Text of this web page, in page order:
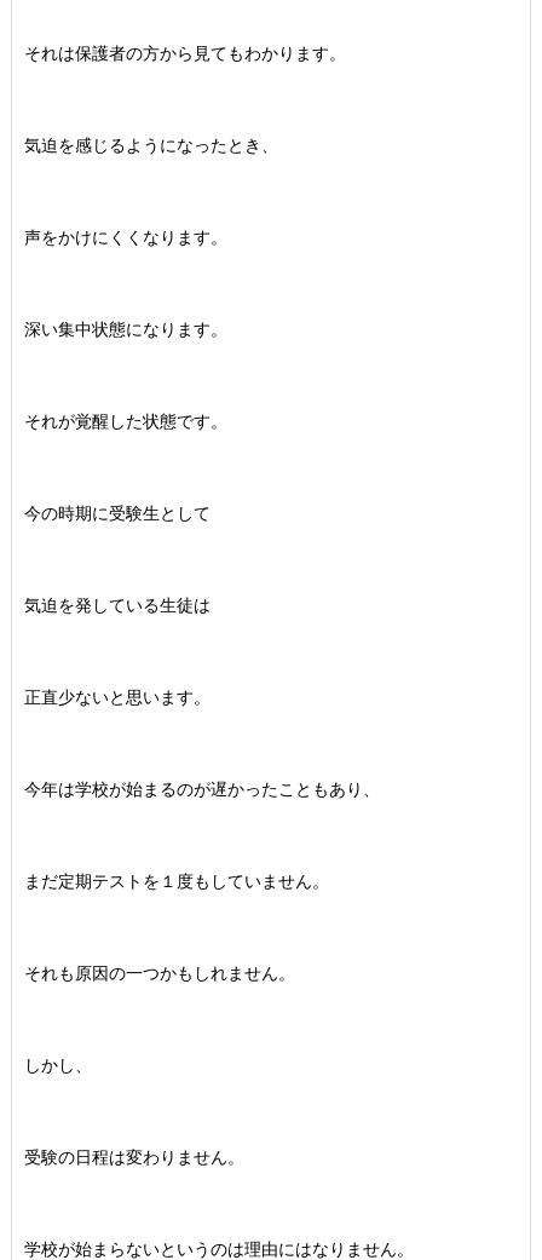
それは保護者の方から見てもわかります。
気迫を感じるようになったとき、
声をかけにくくなります。
深い集中状態になります。
それが覚醒した状態です。
今の時期に受験生として
気迫を発している生徒は
正直少ないと思います。
今年は学校が始まるのが遅かったこともあり、
まだ定期テストを１度もしていません。
それも原因の一つかもしれません。
しかし、
受験の日程は変わりません。
学校が始まらないというのは理由にはなりません。